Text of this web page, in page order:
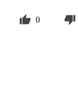
0